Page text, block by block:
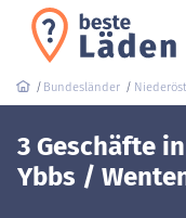
Bundesländer
3 Geschäfte
Ybbs /